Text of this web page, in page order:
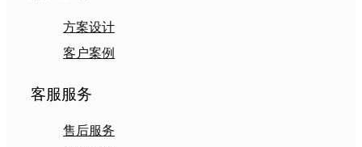
方案设计
客户案例
客服服务
售后服务